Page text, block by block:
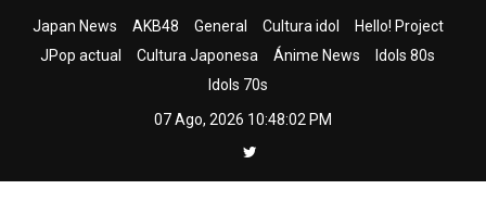
Japan News AKB48 General Cultura idol
Hello! Project
JPop actual
Cultura Japonesa Ánime News
Idols 80s
Idols 70s
07 Ago, 2026 10:48:03 PM